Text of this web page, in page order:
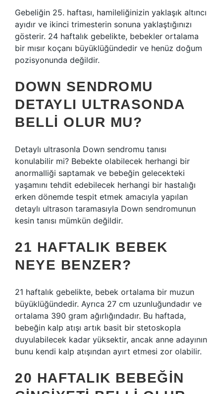
Gebeliğin 25. haftası, hamileliğinizin yaklaşık altıncı
ayıdır ve ikinci trimesterin sonuna yaklaştığınızı
gösterir. 24 haftalık gebelikte, bebekler ortalama
bir mısır koçanı büyüklüğündedir ve henüz doğum
pozisyonunda değildir.
DOWN SENDROMU
DETAYLI ULTRASONDA
BELLI OLUR MU?
Detaylı ultrasonla Down sendromu tanısı
konulabilir mi? Bebekte olabilecek herhangi bir
anormalliği saptamak ve bebeğin gelecekteki
yaşamını tehdit edebilecek herhangi bir hastalığı
erken dönemde tespit etmek amacıyla yapılan
detaylı ultrason taramasıyla Down sendromunun
kesin tanısı mümkün değildir.
21 HAFTALIK BEBEK
NEYE BENZER?
21 haftalık gebelikte, bebek ortalama bir muzun
büyüklüğündedir. Ayrıca 27 cm uzunluğundadır ve
ortalama 390 gram ağırlığındadır. Bu haftada,
bebeğin kalp atışı artık basit bir stetoskopla
duyulabilecek kadar yüksektir, ancak anne adayının
bunu kendi kalp atışından ayırt etmesi zor olabilir.
20 HAFTALIK BEBEĞIN